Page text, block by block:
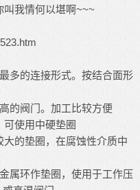
叫我情何以堪啊~~~
多的连接形式。按结合面形
阀门。加工比较方便
使用中硬垫圈
的垫圈，在腐蚀性介质中
环作垫圈，使用于工作压